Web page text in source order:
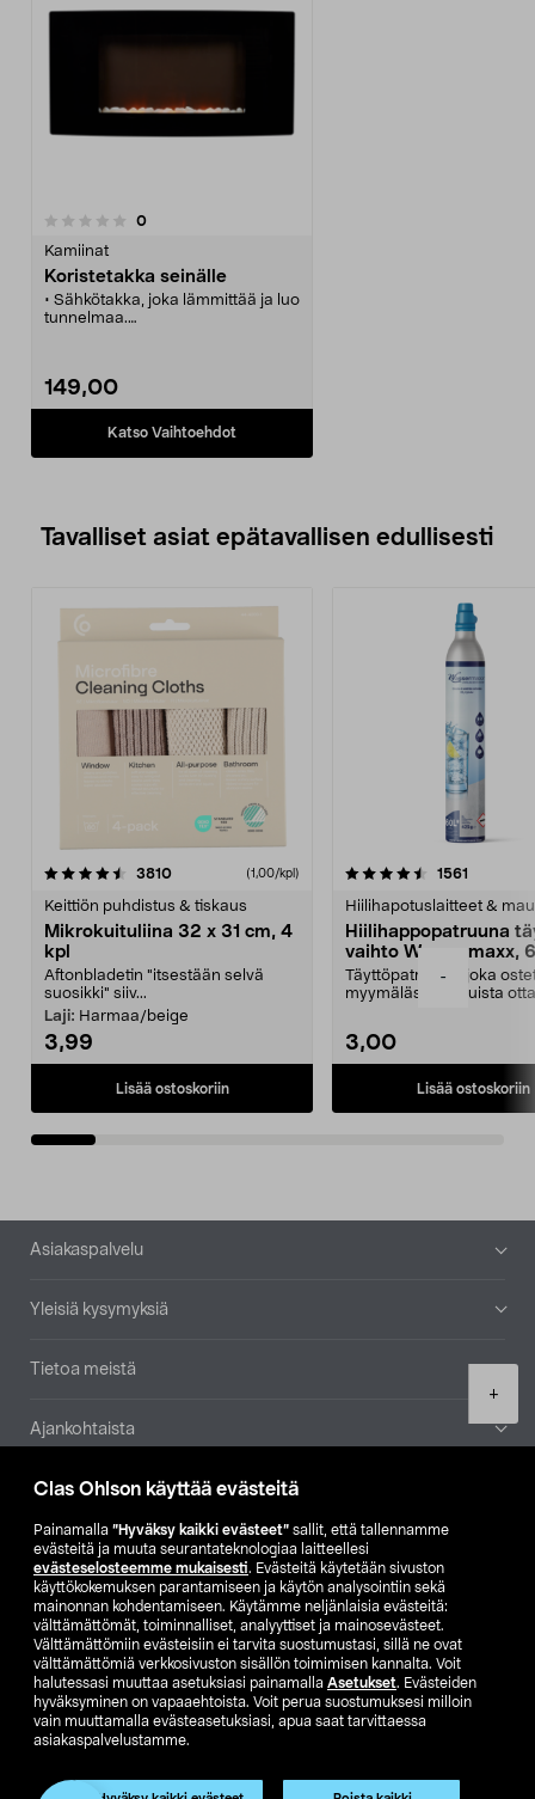
Clas Ohlson käyttää evästeitä
Painamalla ”Hyväksy kaikki evästeet” sallit, että tallennamme
evästeitä ja muuta seurantateknologiaa laitteellesi
evästeselosteemme mukaisesti. Evästeitä käytetään sivuston
käyttökokemuksen parantamiseen ja käytön analysointiin sekä
mainonnan kohdentamiseen. Käytämme neljänlaisia evästeitä:
välttämättömät, toiminnalliset, analyyttiset ja mainosevästeet.
Välttämättömiin evästeisiin ei tarvita suostumustasi, sillä ne ovat
välttämättömiä verkkosivuston sisällön toimimisen kannalta. Voit
halutessasi muuttaa asetuksiasi painamalla Asetukset. Evästeiden
hyväksyminen on vapaaehtoista. Voit perua suostumuksesi milloin
vain muuttamalla evästeasetuksiasi, apua saat tarvittaessa
asiakaspalvelustamme.
-
+
0arvostelut
Kamiinat
Koristetakka seinälle
• Sähkötakka, joka lämmittää ja luo
tunnelmaa.
säätää.
• Kaukosäädin toimintojen helpoon
ohjaamiseen.
149,00
Katso Vaihtoehdot
Tavalliset asiat epätavallisen edullisesti
3810arvostelut (1,00/kpl)
Keittiön puhdistus & tiskaus
Mikrokuituliina 32 x 31 cm, 4
kpl
Aftonbladetin "itsestään selvä
suosikki" siiv...
Laji: Harmaa/beige
3,99
Lisää ostoskoriin
4.5viidestä
1561
Hiilihapotuslaitteet &
Hiilihappopatruuna
vaihto Wassermaxx,
Täyttöpatruuna, joka
myymälästä – muista
3,00
Lisää ostoskoriin
4.5viidestä
Alatunniste
Asiakaspalvelu
Yleisiä kysymyksiä
Tietoa meistä
Ajankohtaista
Muut yrityksemme
Etsi myymälä
SE NO FI
FI SV